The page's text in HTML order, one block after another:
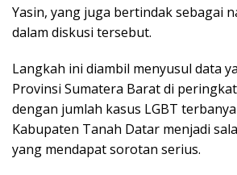
Yasin, yang juga bertindak sebagai
dalam diskusi tersebut.
Langkah ini diambil menyusul data
Provinsi Sumatera Barat di
dengan jumlah kasus LGBT
Kabupaten Tanah Datar menjadi
yang mendapat sorotan serius.